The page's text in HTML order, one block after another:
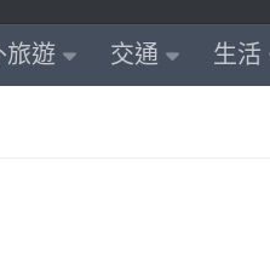
旅遊 交通 生活